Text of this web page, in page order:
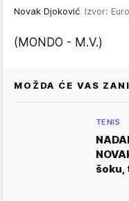
Novak Djoković Izvor:
(MONDO - M.V.)
MOŽDA ĆE VAS
TENIS
šoku,